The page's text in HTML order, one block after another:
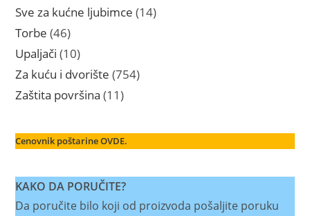
Sve za kućne ljubimce 1414
Torbe 4646
proizvoda
Upaljači 1010
proizvoda
Za kuću i dvorište 754754
Zaštita površina 1111
Cenovnik poštarine OVDE.
KAKO DA PORUČITE?
Da poručite bilo koji od proizvoda pošaljite poruku